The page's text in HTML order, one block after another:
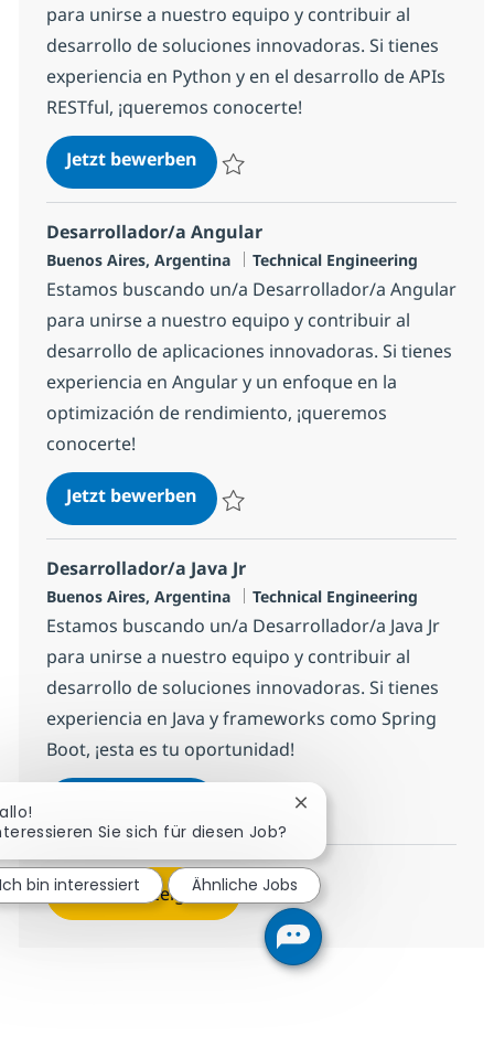
para unirse a nuestro equipo y contribuir al
desarrollo de soluciones innovadoras. Si tienes
experiencia en Python y en el desarrollo de APIs
RESTful, ¡queremos conocerte!
Jetzt bewerbenDesarrollador/a Python
Desarrollador/a Angular
Standort
Buenos Aires, Argentina Kategorie
Technical Engineering
Estamos buscando un/a Desarrollador/a Angular
para unirse a nuestro equipo y contribuir al
desarrollo de aplicaciones innovadoras. Si tienes
experiencia en Angular y un enfoque en la
optimización de rendimiento, ¡queremos
conocerte!
Jetzt bewerbenDesarrollador/a Angular
Desarrollador/a Java Jr
Standort
Buenos Aires, Argentina Kategorie
Technical Engineering
Estamos buscando un/a Desarrollador/a Java Jr
para unirse a nuestro equipo y contribuir al
desarrollo de soluciones innovadoras. Si tienes
experiencia en Java y frameworks como Spring
Boot, ¡esta es tu oportunidad!
Desarrollador/a Java Jr
Speichern Desarrollador/a Java Jr
Mehr anzeigen
Sie sich für diesen Job?
Chatbot-
bin interessiert Ähnliche Jobs